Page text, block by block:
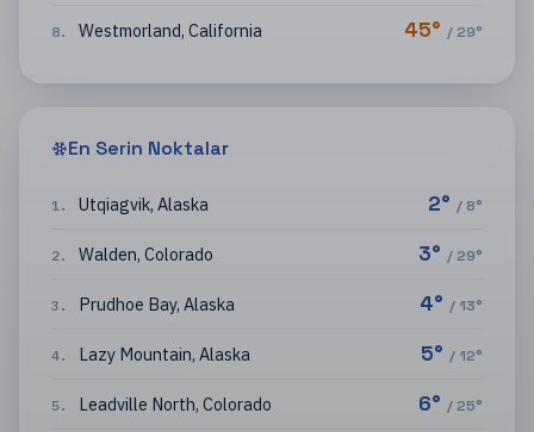
8. Westmorland, California 45° /29°
En Serin Noktalar
1. Utqiagvik, Alaska 2° / 8°
2. Walden, Colorado 3° /29°
3 . Prudhoe Bay, Alaska 4° / 13°
4. Lazy Mountain, Alaska 5° / 12°
5. Leadville North, Colorado 6° /25°